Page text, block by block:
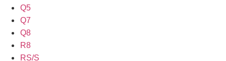
Q5
Q7
Q8
R8
RS/S